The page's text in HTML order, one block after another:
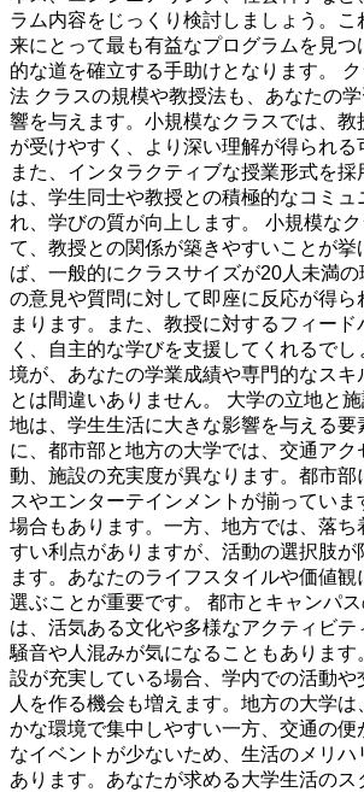
ラム内容をじっくり検討しましょう。こ
来にとって最も有益なプログラムを見つ
的な道を確立する手助けとなります。
法 クラスの規模や教授法も、あなたの
響を与えます。小規模なクラスでは、教
が受けやすく、より深い理解が得られる
また、インタラクティブな授業形式を
は、学生同士や教授との積極的なコミュ
れ、学びの質が向上します。 小規模な
て、教授との関係が築きやすいことが挙
ば、一般的にクラスサイズが20人未満
の意見や質問に対して即座に反応が得ら
まります。また、教授に対するフィード
く、自主的な学びを支援してくれるで
境が、あなたの学業成績や専門的なスキ
とは間違いありません。 大学の立地と
地は、学生生活に大きな影響を与える要
に、都市部と地方の大学では、交通アク
動、施設の充実度が異なります。都市部
スやエンターテインメントが揃っていま
場合もあります。一方、地方では、落ち
すい利点がありますが、活動の選択肢が
ます。あなたのライフスタイルや価値観
選ぶことが重要です。 都市とキャンパ
は、活気ある文化や多様なアクティビテ
騒音や人混みが気になることもあります
設が充実している場合、学内での活動や
人を作る機会も増えます。地方の大学
かな環境で集中しやすい一方、交通の便
なイベントが少ないため、生活のメリ
あります。あなたが求める大学生活のス